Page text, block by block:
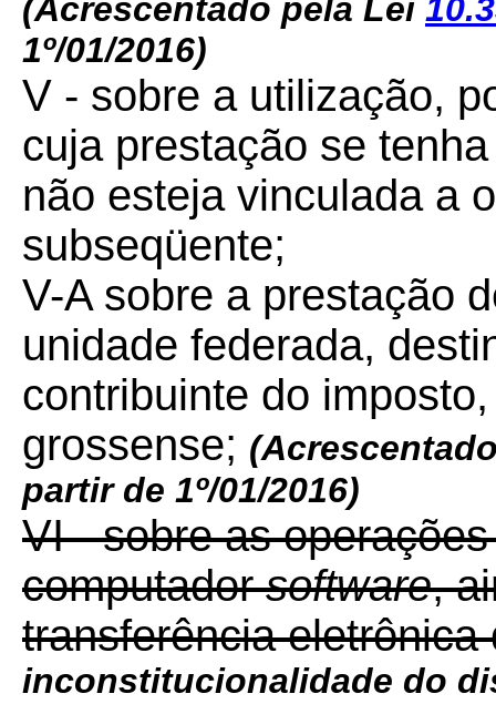
(Acrescentado pela Lei
1º/01/2016)
V - sobre a utilização,
cuja prestação se
não esteja vinculada a
subseqüente;
V-A sobre a prestação
unidade federada,
contribuinte do
grossense;
partir de 1º/01/2016)
VI - sobre as
computadorsoftware,
transferência eletrônica
inconstitucionalidade do